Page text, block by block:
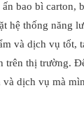
bao bì carton,
hệ thống năng
và dịch vụ tốt,
trên thị trường.
và dịch vụ mà